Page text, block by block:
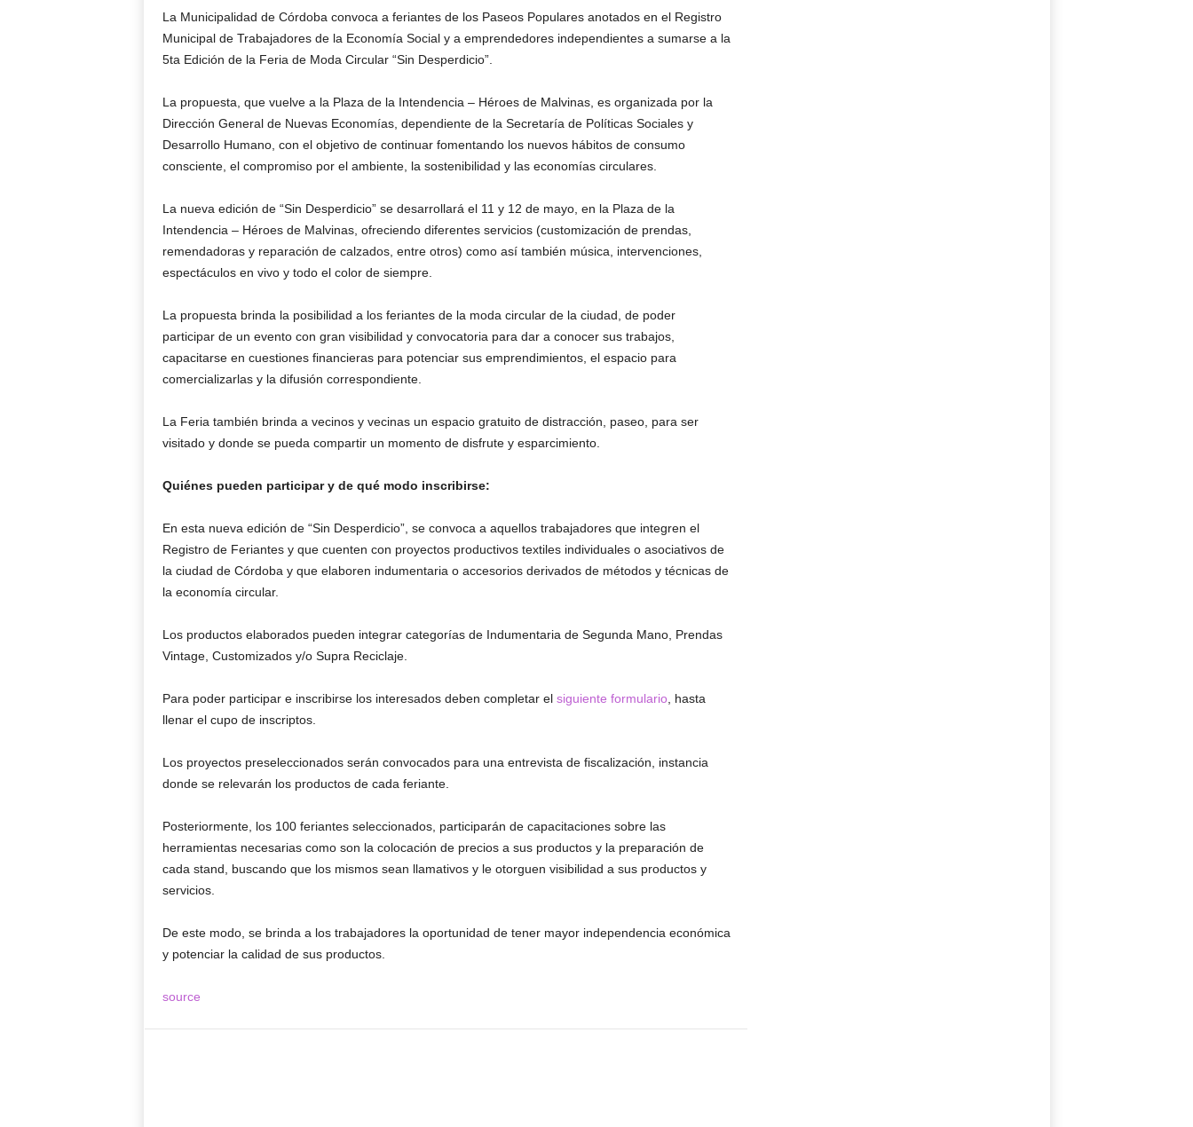
La Municipalidad de Córdoba convoca a feriantes de los Paseos Populares anotados en el Registro
Municipal de Trabajadores de la Economía Social y a emprendedores independientes a sumarse a la
5ta Edición de la Feria de Moda Circular “Sin Desperdicio”.
La propuesta, que vuelve a la Plaza de la Intendencia – Héroes de Malvinas, es organizada por la
Dirección General de Nuevas Economías, dependiente de la Secretaría de Políticas Sociales y
Desarrollo Humano, con el objetivo de continuar fomentando los nuevos hábitos de consumo
consciente, el compromiso por el ambiente, la sostenibilidad y las economías circulares.
La nueva edición de “Sin Desperdicio” se desarrollará el 11 y 12 de mayo, en la Plaza de la
Intendencia – Héroes de Malvinas, ofreciendo diferentes servicios (customización de prendas,
remendadoras y reparación de calzados, entre otros) como así también música, intervenciones,
espectáculos en vivo y todo el color de siempre.
La propuesta brinda la posibilidad a los feriantes de la moda circular de la ciudad, de poder
participar de un evento con gran visibilidad y convocatoria para dar a conocer sus trabajos,
capacitarse en cuestiones financieras para potenciar sus emprendimientos, el espacio para
comercializarlas y la difusión correspondiente.
La Feria también brinda a vecinos y vecinas un espacio gratuito de distracción, paseo, para ser
visitado y donde se pueda compartir un momento de disfrute y esparcimiento.
Quiénes pueden participar y de qué modo inscribirse:
En esta nueva edición de “Sin Desperdicio”, se convoca a aquellos trabajadores que integren el
Registro de Feriantes y que cuenten con proyectos productivos textiles individuales o asociativos de
la ciudad de Córdoba y que elaboren indumentaria o accesorios derivados de métodos y técnicas de
la economía circular.
Los productos elaborados pueden integrar categorías de Indumentaria de Segunda Mano, Prendas
Vintage, Customizados y/o Supra Reciclaje.
Para poder participar e inscribirse los interesados deben completar el siguiente formulario, hasta
llenar el cupo de inscriptos.
Los proyectos preseleccionados serán convocados para una entrevista de fiscalización, instancia
donde se relevarán los productos de cada feriante.
Posteriormente, los 100 feriantes seleccionados, participarán de capacitaciones sobre las
herramientas necesarias como son la colocación de precios a sus productos y la preparación de
cada stand, buscando que los mismos sean llamativos y le otorguen visibilidad a sus productos y
servicios.
De este modo, se brinda a los trabajadores la oportunidad de tener mayor independencia económica
y potenciar la calidad de sus productos.
source